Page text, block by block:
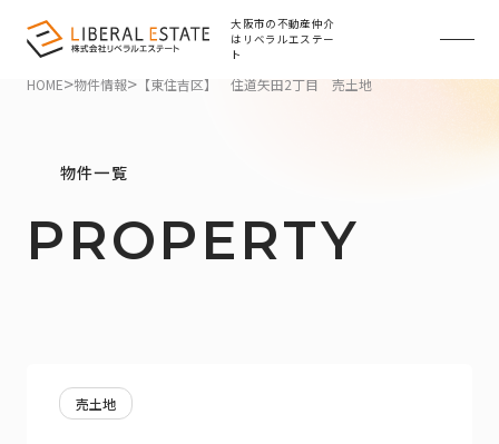
大阪市の不動産仲介
はリベラルエステー
ト
HOME>物件情報>【東住吉区】 住道矢田2丁目 売土地
物件一覧
PROPERTY
売土地